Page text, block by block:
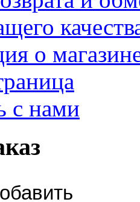
о
с нами